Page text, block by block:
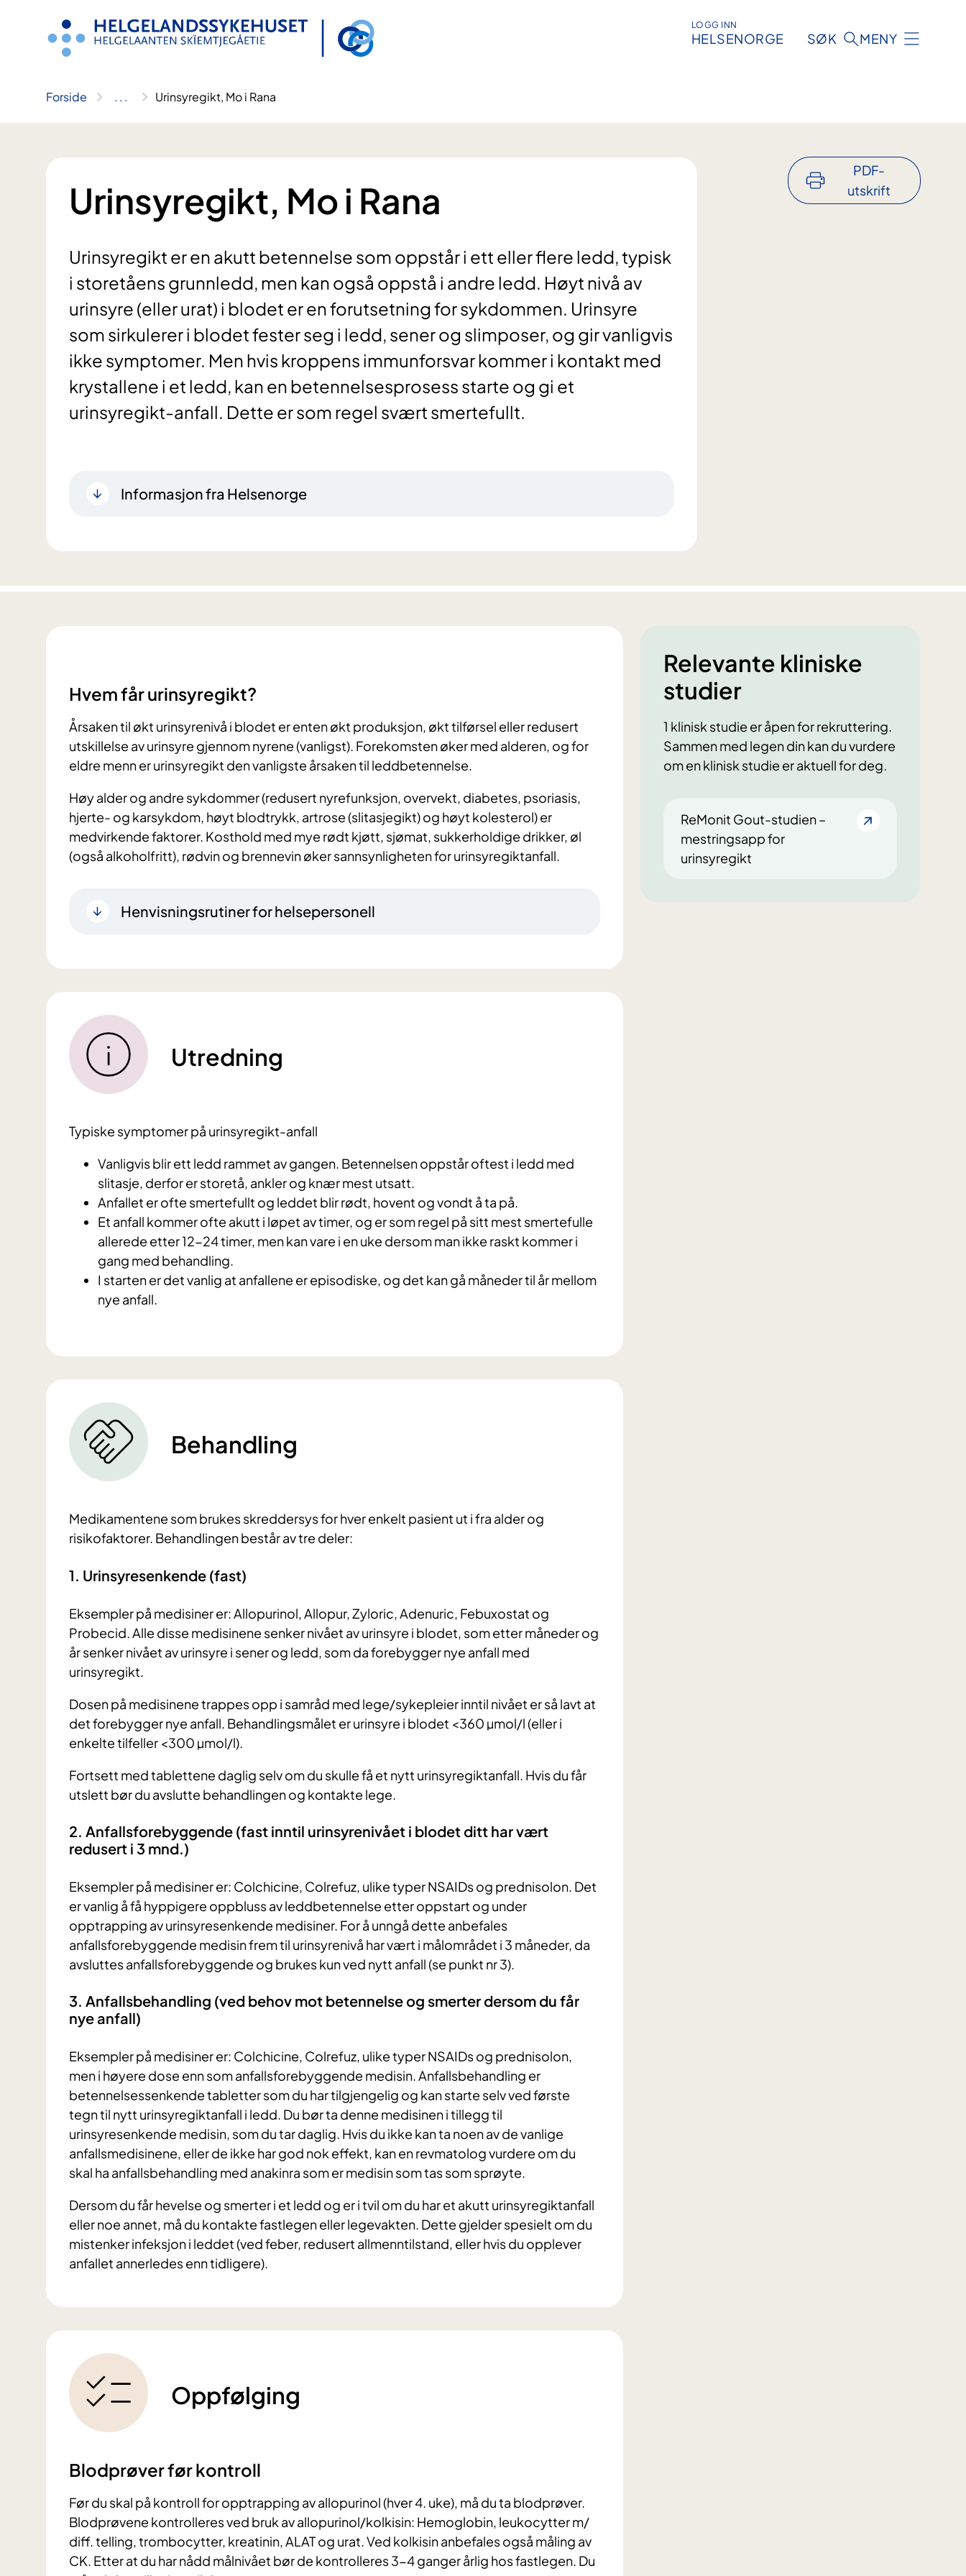
LOGG INN
HELSENORGE SØK MENY
Forside .. . Urinsyregikt, Mo i Rana
Urinsyregikt, Mo i Rana
Urinsyregikt er en akutt betennelse som oppstår i ett eller flere ledd, typisk
i storetåens grunnledd, men kan også oppstå i andre ledd. Høyt nivå av
urinsyre (eller urat) i blodet er en forutsetning for sykdommen. Urinsyre
som sirkulerer i blodet fester seg i ledd, sener og slimposer, og gir vanligvis
ikke symptomer. Men hvis kroppens immunforsvar kommer i kontakt med
krystallene i et ledd, kan en betennelsesprosess starte og gi et
urinsyregikt-anfall. Dette er som regel svært smertefullt.
Informasjon fra Helsenorge
PDF-
utskrift
Hvem får urinsyregikt?
Årsaken til økt urinsyrenivå i blodet er enten økt produksjon, økt tilførsel eller redusert
utskillelse av urinsyre gjennom nyrene (vanligst). Forekomsten øker med alderen, og for
eldre menn er urinsyregikt den vanligste årsaken til leddbetennelse.
Høy alder og andre sykdommer (redusert nyrefunksjon, overvekt, diabetes, psoriasis,
hjerte- og karsykdom, høyt blodtrykk, artrose (slitasjegikt) og høyt kolesterol) er
medvirkende faktorer. Kosthold med mye rødt kjøtt, sjømat, sukkerholdige drikker, øl
(også alkoholfritt), rødvin og brennevin øker sannsynligheten for urinsyregiktanfall.
Henvisningsrutiner for helsepersonell
Relevante kliniske
studier
1 klinisk studie er åpen for rekruttering.
Sammen med legen din kan du vurdere
om en klinisk studie er aktuell for deg.
ReMonit Gout-studien –
mestringsapp for
urinsyregikt
Utredning
Typiske symptomer på urinsyregikt-anfall
Vanligvis blir ett ledd rammet av gangen. Betennelsen oppstår oftest i ledd med
slitasje, derfor er storetå, ankler og knær mest utsatt.
Anfallet er ofte smertefullt og leddet blir rødt, hovent og vondt å ta på.
Et anfall kommer ofte akutt i løpet av timer, og er som regel på sitt mest smertefulle
allerede etter 12-24 timer, men kan vare i en uke dersom man ikke raskt kommer i
gang med behandling.
I starten er det vanlig at anfallene er episodiske, og det kan gå måneder til år mellom
nye anfall.
Behandling
Medikamentene som brukes skreddersys for hver enkelt pasient ut i fra alder og
risikofaktorer. Behandlingen består av tre deler:
1. Urinsyresenkende (fast)
Eksempler på medisiner er: Allopurinol, Allopur, Zyloric, Adenuric, Febuxostat og
Probecid. Alle disse medisinene senker nivået av urinsyre i blodet, som etter måneder og
år senker nivået av urinsyre i sener og ledd, som da forebygger nye anfall med
urinsyregikt.
Dosen på medisinene trappes opp i samråd med lege/sykepleier inntil nivået er så lavt at
det forebygger nye anfall. Behandlingsmålet er urinsyre i blodet <360 µmol/l (eller i
enkelte tilfeller <300 µmol/l).
Fortsett med tablettene daglig selv om du skulle få et nytt urinsyregiktanfall. Hvis du får
utslett bør du avslutte behandlingen og kontakte lege.
2. Anfallsforebyggende (fast inntil urinsyrenivået i blodet ditt har vært
redusert i 3 mnd.)
Eksempler på medisiner er: Colchicine, Colrefuz, ulike typer NSAIDs og prednisolon. Det
er vanlig å få hyppigere oppbluss av leddbetennelse etter oppstart og under
opptrapping av urinsyresenkende medisiner. For å unngå dette anbefales
anfallsforebyggende medisin frem til urinsyrenivå har vært i målområdet i 3 måneder, da
avsluttes anfallsforebyggende og brukes kun ved nytt anfall (se punkt nr 3).
3. Anfallsbehandling (ved behov mot betennelse og smerter dersom du får
nye anfall)
Eksempler på medisiner er: Colchicine, Colrefuz, ulike typer NSAIDs og prednisolon,
men i høyere dose enn som anfallsforebyggende medisin. Anfallsbehandling er
betennelsessenkende tabletter som du har tilgjengelig og kan starte selv ved første
tegn til nytt urinsyregiktanfall i ledd. Du bør ta denne medisinen i tillegg til
urinsyresenkende medisin, som du tar daglig. Hvis du ikke kan ta noen av de vanlige
anfallsmedisinene, eller de ikke har god nok effekt, kan en revmatolog vurdere om du
skal ha anfallsbehandling med anakinra som er medisin som tas som sprøyte.
Dersom du får hevelse og smerter i et ledd og er i tvil om du har et akutt urinsyregiktanfall
eller noe annet, må du kontakte fastlegen eller legevakten. Dette gjelder spesielt om du
mistenker infeksjon i leddet (ved feber, redusert allmenntilstand, eller hvis du opplever
anfallet annerledes enn tidligere).
Oppfølging
Blodprøver før kontroll
Før du skal på kontroll for opptrapping av allopurinol (hver 4. uke), må du ta blodprøver.
Blodprøvene kontrolleres ved bruk av allopurinol/kolkisin: Hemoglobin, leukocytter m/
diff. telling, trombocytter, kreatinin, ALAT og urat. Ved kolkisin anbefales også måling av
CK. Etter at du har nådd målnivået bør de kontrolleres 3-4 ganger årlig hos fastlegen. Du